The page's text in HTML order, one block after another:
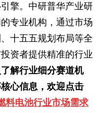
擎。中研普华产业研
专业机构，通过市场
十五五规划布局等全
资者提供精准的行业
解行业细分赛道机
心信息，欢迎点击
料电池行业市场需求